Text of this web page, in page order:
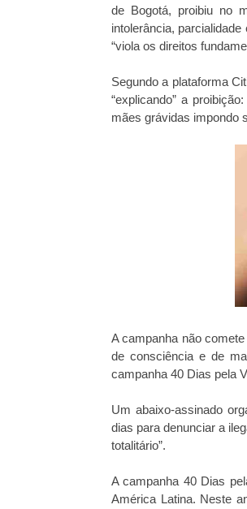
de Bogotá, proibiu no
intolerância,
“viola os direitos
Segundo a plataforma
“explicando” a
mães grávidas impondo
A campanha não
de consciência e de
campanha 40 Dias pela
Um abaixo-assinado
dias para denunciar a
totalitário”.
A campanha 40 Dias
América Latina. Neste